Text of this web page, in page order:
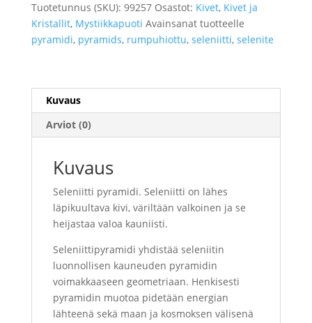
Tuotetunnus (SKU): 99257 Osastot: Kivet, Kivet ja
Kristallit, Mystiikkapuoti Avainsanat tuotteelle
pyramidi, pyramids, rumpuhiottu, seleniitti, selenite
Kuvaus
Arviot (0)
Kuvaus
Seleniitti pyramidi. Seleniitti on lähes
läpikuultava kivi, väriltään valkoinen ja se
heijastaa valoa kauniisti.
Seleniittipyramidi yhdistää seleniitin
luonnollisen kauneuden pyramidin
voimakkaaseen geometriaan. Henkisesti
pyramidin muotoa pidetään energian
lähteenä sekä maan ja kosmoksen välisenä